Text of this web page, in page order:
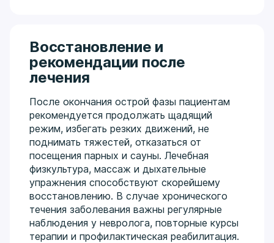
Восстановление и
рекомендации после
лечения
После окончания острой фазы пациентам
рекомендуется продолжать щадящий
режим, избегать резких движений, не
поднимать тяжестей, отказаться от
посещения парных и сауны. Лечебная
физкультура, массаж и дыхательные
упражнения способствуют скорейшему
восстановлению. В случае хронического
течения заболевания важны регулярные
наблюдения у невролога, повторные курсы
терапии и профилактическая реабилитация.